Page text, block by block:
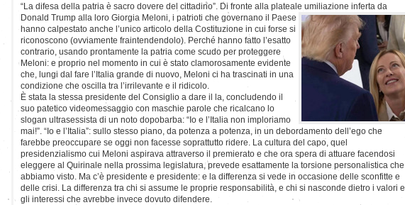
“La difesa della patria è sacro dovere del cittadino”. Di fronte alla plateale umiliazione inferta da
Donald Trump alla loro Giorgia Meloni, i patrioti che governano il Paese
hanno calpestato anche l’unico articolo della Costituzione in cui forse si
riconoscono (ovviamente fraintendendolo). Perché hanno fatto l’esatto
contrario, usando prontamente la patria come scudo per proteggere
Meloni: e proprio nel momento in cui è stato clamorosamente evidente
che, lungi dal fare l’Italia grande di nuovo, Meloni ci ha trascinati in una
condizione che oscilla tra l’irrilevante e il ridicolo.
È stata la stessa presidente del Consiglio a dare il la, concludendo il
suo patetico videomessaggio con maschie parole che ricalcano lo
slogan ultrasessista di un noto dopobarba: “Io e l’Italia non imploriamo
mai!”. “Io e l’Italia”: sullo stesso piano, da potenza a potenza, in un debordamento dell’ego che
farebbe preoccupare se oggi non facesse soprattutto ridere. La cultura del capo, quel
presidenzialismo cui Meloni aspirava attraverso il premierato e che ora spera di attuare facendosi
eleggere al Quirinale nella prossima legislatura, prevede esattamente la torsione personalistica che
abbiamo visto. Ma c’è presidente e presidente: e la differenza si vede in occasione delle sconfitte e
delle crisi. La differenza tra chi si assume le proprie responsabilità, e chi si nasconde dietro i valori e
gli interessi che avrebbe invece dovuto difendere.